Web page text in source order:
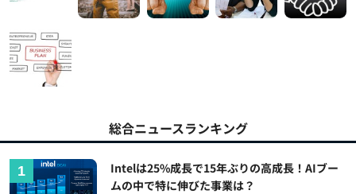
総合ニュースランキング
Intelは25%成長で15年ぶりの高成長！AIブー
ムの中で特に伸びた事業は？